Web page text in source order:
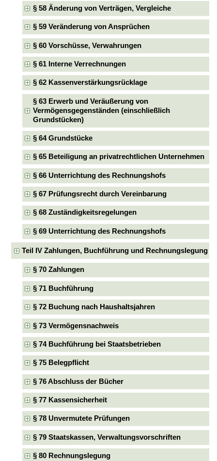
§ 58 Änderung von Verträgen, Vergleiche
§ 59 Veränderung von Ansprüchen
§ 60 Vorschüsse, Verwahrungen
§ 61 Interne Verrechnungen
§ 62 Kassenverstärkungsrücklage
§ 63 Erwerb und Veräußerung von
Vermögensgegenständen (einschließlich
Grundstücken)
§ 64 Grundstücke
§ 65 Beteiligung an privatrechtlichen Unternehmen
§ 66 Unterrichtung des Rechnungshofs
§ 67 Prüfungsrecht durch Vereinbarung
§ 68 Zuständigkeitsregelungen
§ 69 Unterrichtung des Rechnungshofs
Teil IV Zahlungen, Buchführung und Rechnungslegung
§ 70 Zahlungen
§ 71 Buchführung
§ 72 Buchung nach Haushaltsjahren
§ 73 Vermögensnachweis
§ 74 Buchführung bei Staatsbetrieben
§ 75 Belegpflicht
§ 76 Abschluss der Bücher
§ 77 Kassensicherheit
§ 78 Unvermutete Prüfungen
§ 79 Staatskassen, Verwaltungsvorschriften
§ 80 Rechnungslegung